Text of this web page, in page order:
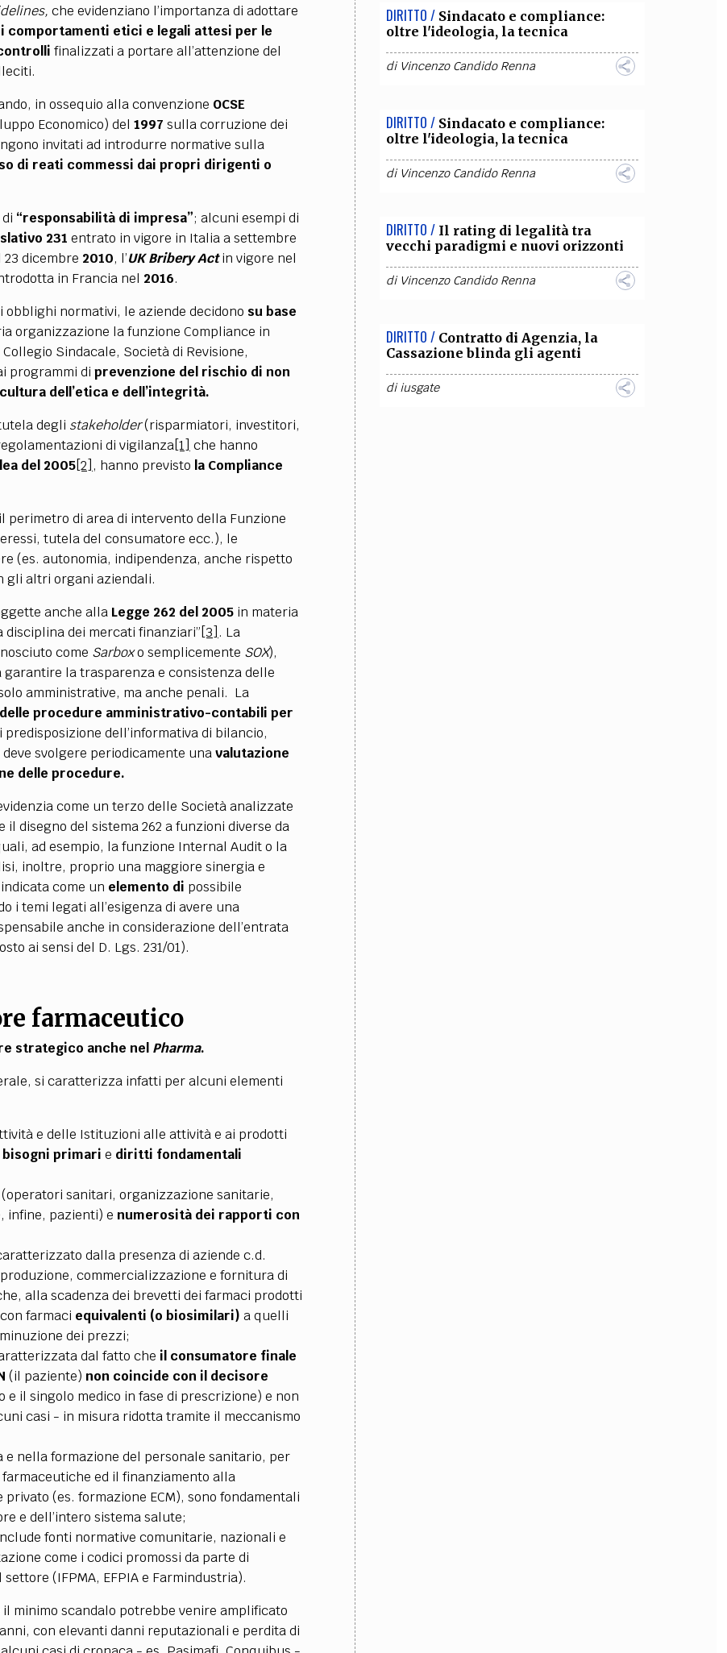
che evidenziano l’importanza di adottare
comportamenti etici e legali attesi per le
finalizzati a portare all’attenzione del
in ossequio alla convenzione OCSE
Economico) del 1997 sulla corruzione dei
invitati ad introdurre normative sulla
di reati commessi dai propri dirigenti o
“responsabilità di impresa”; alcuni esempi di
231 entrato in vigore in Italia a settembre
dicembre 2010, l’UK Bribery Actin vigore nel
in Francia nel 2016.
normativi, le aziende decidono su base
organizzazione la funzione Compliance in
Sindacale, Società di Revisione,
programmi di prevenzione del rischio di non
dell’etica e dell’integrità.
degli stakeholder(risparmiatori, investitori,
di vigilanza[1] che hanno
del 2005[2] , hanno previsto la Compliance
di area di intervento della Funzione
tutela del consumatore ecc.), le
(es. autonomia, indipendenza, anche rispetto
gli altri organi aziendali.
anche alla Legge 262 del 2005in materia
dei mercati finanziari” [3] . La
come Sarboxo semplicemente SOX),
garantire la trasparenza e consistenza delle
amministrative, ma anche penali. La
procedure amministrativo-contabili per
dell’informativa di bilancio,
deve svolgere periodicamente unavalutazione
delle procedure.
come un terzo delle Società analizzate
disegno del sistema 262 a funzioni diverse da
ad esempio, la funzione Internal Audit o la
inoltre, proprio una maggiore sinergia e
come un elemento di possibile
i temi legati all’esigenza di avere una
anche in considerazione dell’entrata
ai sensi del D. Lgs. 231/01).
farmaceutico
strategico anche nel Pharma.
si caratterizza infatti per alcuni elementi
e delle Istituzioni alle attività e ai prodotti
bisogni primari e diritti fondamentali
(operatori sanitari, organizzazione sanitarie,
infine, pazienti) e numerosità dei rapporti con
dalla presenza di aziende c.d.
commercializzazione e fornitura di
alla scadenza dei brevetti dei farmaci prodotti
farmaci equivalenti (o biosimilari) a quelli
dei prezzi;
dal fatto che il consumatore finale
(il paziente) non coincide con il decisore
e il singolo medico in fase di prescrizione) e non
casi - in misura ridotta tramite il meccanismo
e nella formazione del personale sanitario, per
ed il finanziamento alla
(es. formazione ECM), sono fondamentali
e dell’intero sistema salute;
fonti normative comunitarie, nazionali e
come i codici promossi da parte di
(IFPMA, EFPIA e Farmindustria).
minimo scandalo potrebbe venire amplificato
con elevanti danni reputazionali e perdita di
DIRITTO / Sindacato e compliance:
oltre l'ideologia, la tecnica
di Vincenzo Candido Renna
DIRITTO / Sindacato e compliance:
oltre l'ideologia, la tecnica
di Vincenzo Candido Renna
DIRITTO / Il rating di legalità tra
vecchi paradigmi e nuovi orizzonti
di Vincenzo Candido Renna
DIRITTO / Contratto di Agenzia, la
Cassazione blinda gli agenti
diiusgate